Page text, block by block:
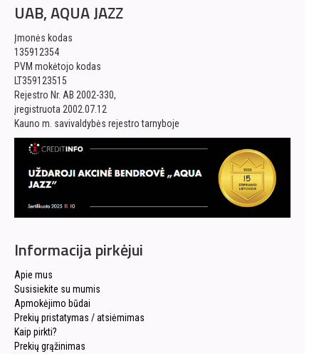
UAB, AQUA JAZZ
Įmonės kodas
135912354
PVM mokėtojo kodas
LT359123515
Rejestro Nr. AB 2002-330,
įregistruota 2002.07.12
Kauno m. savivaldybės rejestro tarnyboje
Informacija pirkėjui
Apie mus
Susisiekite su mumis
Apmokėjimo būdai
Prekių pristatymas / atsiėmimas
Kaip pirkti?
Prekių grąžinimas